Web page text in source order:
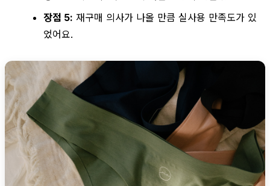
장점 5: 재구매 의사가 나올 만큼 실사용 만족도가 있
었어요.